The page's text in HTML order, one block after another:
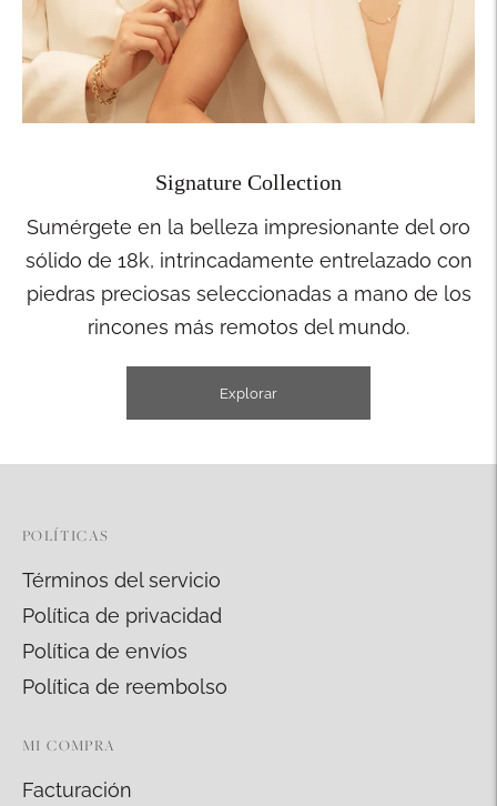
Signature Collection
Sumérgete en la belleza impresionante del oro
sólido de 18k, intrincadamente entrelazado con
piedras preciosas seleccionadas a mano de los
rincones más remotos del mundo.
Explorar
POLÍTICAS
Términos del servicio
Política de privacidad
Política de envíos
Política de reembolso
MI COMPRA
Facturación